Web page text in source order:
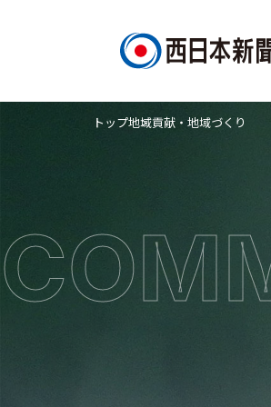
トップ地域貢献・地域づくり